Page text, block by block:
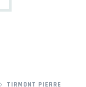
TIRMONT PIERRE